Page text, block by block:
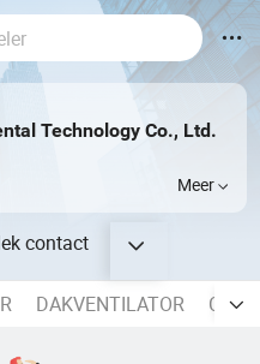
Technology Co., Ltd.
Meer
contact
DAKVENTILATOR